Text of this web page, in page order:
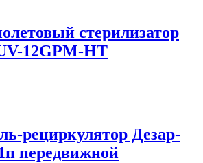
стерилизатор
12GPM-HT
рециркулятор Дезар-
передвижной